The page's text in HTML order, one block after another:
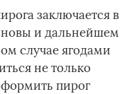
заключается в
и дальнейшем
случае ягодами
не только
пирог